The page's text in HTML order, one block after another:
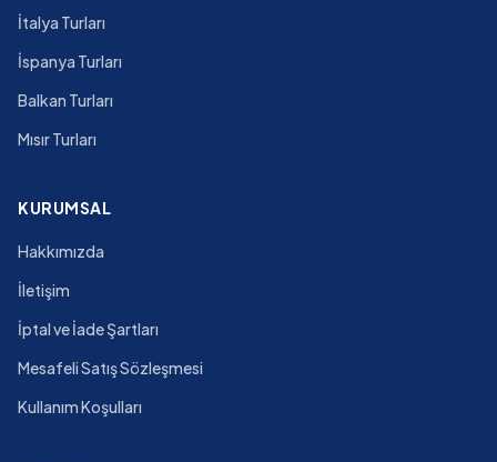
İtalya Turları
İspanya Turları
Balkan Turları
Mısır Turları
KURUMSAL
Hakkımızda
İletişim
İptal ve İade Şartları
Mesafeli Satış Sözleşmesi
Kullanım Koşulları